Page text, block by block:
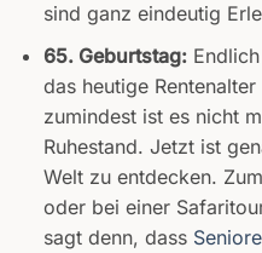
sind ganz eindeutig
65. Geburtstag:Endlich
das heutige
zumindest ist es nicht
Ruhestand. Jetzt ist
Welt zu entdecken.
oder bei einer
sagt denn, dass